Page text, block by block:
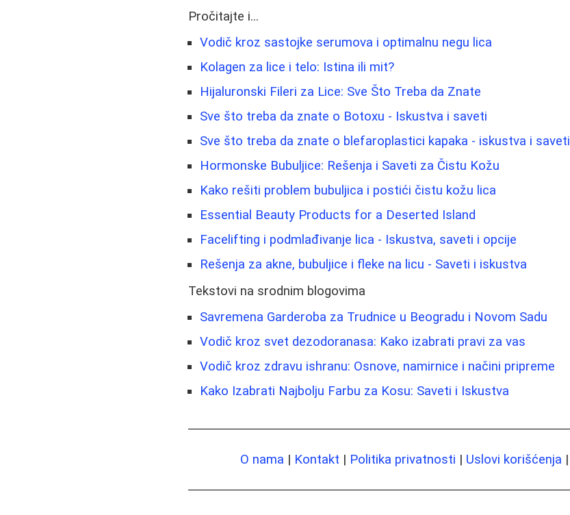
Pročitajte i...
Vodič kroz sastojke serumova i optimalnu negu lica
Kolagen za lice i telo: Istina ili mit?
Hijaluronski Fileri za Lice: Sve Što Treba da Znate
Sve što treba da znate o Botoxu - Iskustva i saveti
Sve što treba da znate o blefaroplastici kapaka - iskustva i saveti
Hormonske Bubuljice: Rešenja i Saveti za Čistu Kožu
Kako rešiti problem bubuljica i postići čistu kožu lica
Essential Beauty Products for a Deserted Island
Facelifting i podmlađivanje lica - Iskustva, saveti i opcije
Rešenja za akne, bubuljice i fleke na licu - Saveti i iskustva
Tekstovi na srodnim blogovima
Savremena Garderoba za Trudnice u Beogradu i Novom Sadu
Vodič kroz svet dezodoranasa: Kako izabrati pravi za vas
Vodič kroz zdravu ishranu: Osnove, namirnice i načini pripreme
Kako Izabrati Najbolju Farbu za Kosu: Saveti i Iskustva
O nama | Kontakt | Politika privatnosti | Uslovi korišćenja |